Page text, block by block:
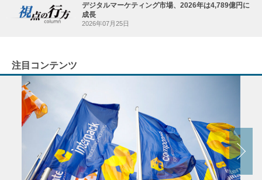
デジタルマーケティング市場、2026年は4,789億円に
成長
2026年07月25日
注目コンテンツ